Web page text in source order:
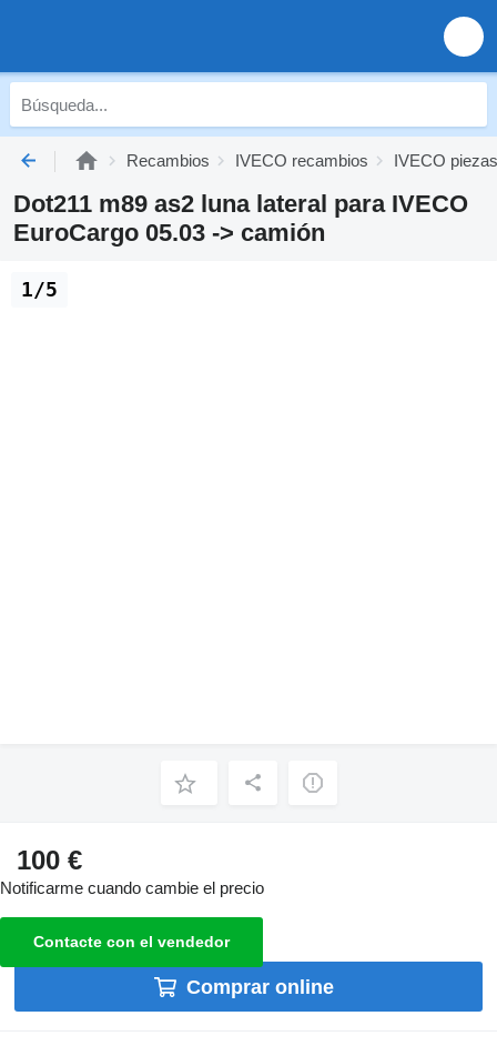
Recambios IVECO recambios IVECO
Dot211 m89 as2 luna lateral para IVECO
EuroCargo 05.03 -> camión
1/5
100 €
Notificarme cuando cambie el precio
Contacte con el vendedor
Comprar online